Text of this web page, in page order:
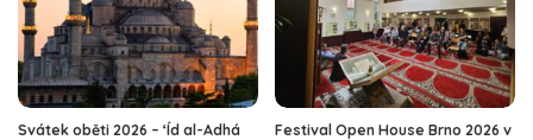
Svátek oběti 2026 – ‘Íd al-Adhá
Festival Open House Brno 2026 v